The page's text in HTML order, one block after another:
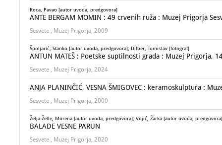
Roca, Pavao [autor uvoda, predgovora]
ANTE BERGAM MOMIN : 49 crvenih ruža : Muzej Prigorja
Sesvete , Muzej Prigorja, 2009
Špoljarić, Stanko [autor uvoda, predgovora]; Dilber, Tomislav [fotograf]
ANTUN MATEŠ : Poetske suptilnosti grada : Muzej Prigorja,
Sesvete , Muzej Prigorja, 2024
ANJA PLANINČIĆ, VESNA ŠMIGOVEC : keramoskulptura :
Sesvete , Muzej Prigorja, 2000
Želja-Želle, Morena [autor uvoda, predgovora]; Vujić, Žarka [autor uvoda, predgovora]
BALADE VESNE PARUN
Sesvete , Muzej Prigorja, 2020